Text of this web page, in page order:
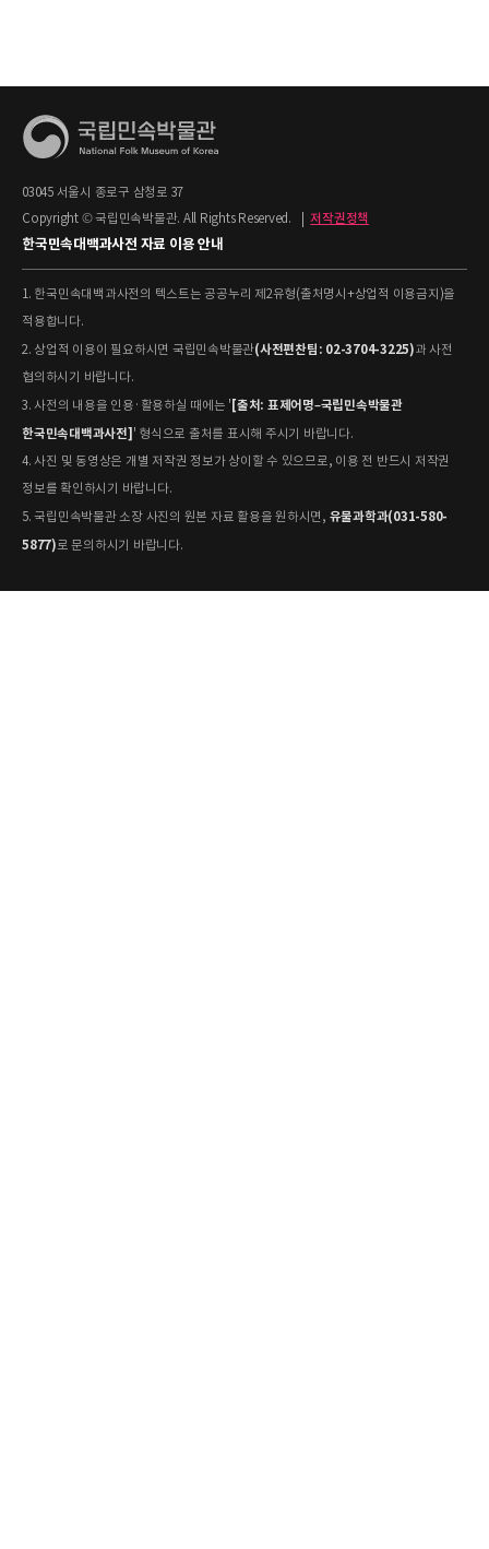
03045 서울시 종로구 삼청로 37
Copyright © 국립민속박물관. All Rights Reserved.
저작권정책
한국민속대백과사전 자료 이용 안내
1. 한국민속대백과사전의 텍스트는 공공누리 제2유형(출처명시+상업적 이용금지)을
적용합니다.
2. 상업적 이용이 필요하시면 국립민속박물관(사전편찬팀: 02-3704-3225)과 사전
협의하시기 바랍니다.
3. 사전의 내용을 인용·활용하실 때에는 ' [출처: 표제어명–국립민속박물관
한국민속대백과사전] ' 형식으로 출처를 표시해 주시기 바랍니다.
4. 사진 및 동영상은 개별 저작권 정보가 상이할 수 있으므로, 이용 전 반드시 저작권
정보를 확인하시기 바랍니다.
5. 국립민속박물관 소장 사진의 원본 자료 활용을 원하시면, 유물과학과(031-580-
5877)로 문의하시기 바랍니다.